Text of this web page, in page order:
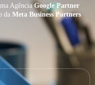
AgênciaGoogle Partner
daMeta Business Partners